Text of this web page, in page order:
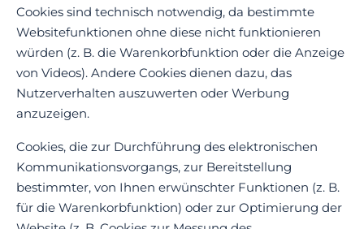
Cookies sind technisch notwendig, da bestimmte
Websitefunktionen ohne diese nicht funktionieren
würden (z. B. die Warenkorbfunktion oder die Anzeige
von Videos). Andere Cookies dienen dazu, das
Nutzerverhalten auszuwerten oder Werbung
anzuzeigen.
Cookies, die zur Durchführung des elektronischen
Kommunikationsvorgangs, zur Bereitstellung
bestimmter, von Ihnen erwünschter Funktionen (z. B.
für die Warenkorbfunktion) oder zur Optimierung der